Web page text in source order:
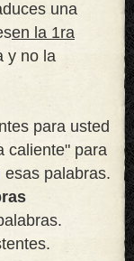
una
en la 1ra
y no la
para usted
caliente" para
palabras.